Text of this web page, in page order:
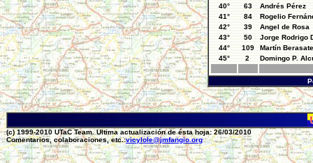
40°
63
Andrés Pérez
41°
84
Rogelio
42°
39
Angel de Rosa
43°
50
Jorge Rodrigo
44°
109
Martín
45°
2 Domingo P.
(c) 1999-2010 UTaC Team. Ultima actualización de ésta hoja: 26/03/2010
Comentarios, colaboraciones, etc.:vicylole@jmfangio.org